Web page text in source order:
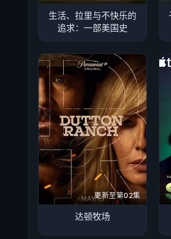
生活、拉里与不快乐的
追求：一部美国史
更新至第02集
达顿牧场